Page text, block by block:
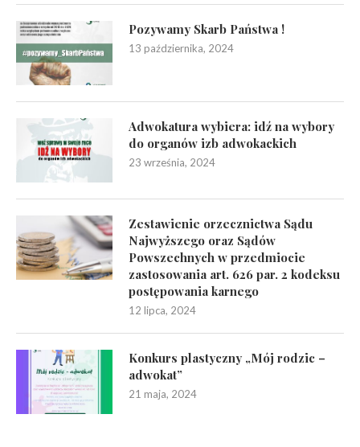
Pozywamy Skarb Państwa !
13 października, 2024
Adwokatura wybiera: idź na wybory
do organów izb adwokackich
23 września, 2024
Zestawienie orzecznictwa Sądu
Najwyższego oraz Sądów
Powszechnych w przedmiocie
zastosowania art. 626 par. 2 kodeksu
postępowania karnego
12 lipca, 2024
Konkurs plastyczny „Mój rodzic –
adwokat”
21 maja, 2024